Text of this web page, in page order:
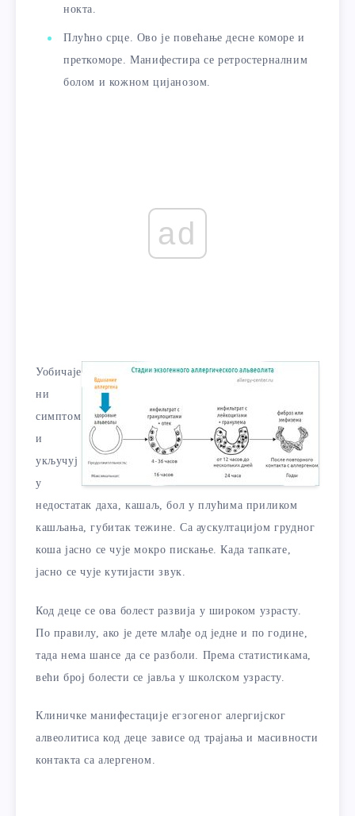
нокта.
Плућно срце. Ово је повећање десне коморе и
преткоморе. Манифестира се ретростерналним
болом и кожном цијанозом.
ad
Уобичаје
ни
симптом
и
укључуј
у
недостатак даха, кашаљ, бол у плућима приликом
кашљања, губитак тежине. Са аускултацијом грудног
коша јасно се чује мокро пискање. Када тапкате,
јасно се чује кутијасти звук.
Код деце се ова болест развија у широком узрасту.
По правилу, ако је дете млађе од једне и по године,
тада нема шансе да се разболи. Према статистикама,
већи број болести се јавља у школском узрасту.
Клиничке манифестације егзогеног алергијског
алвеолитиса код деце зависе од трајања и масивности
контакта са алергеном.